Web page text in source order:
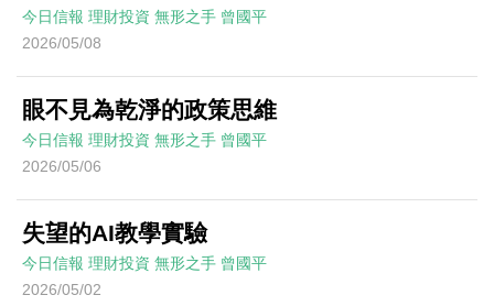
今日信報 理財投資 無形之手 曾國平
2026/05/08
眼不見為乾淨的政策思維
今日信報 理財投資 無形之手 曾國平
2026/05/06
失望的AI教學實驗
今日信報 理財投資 無形之手 曾國平
2026/05/02